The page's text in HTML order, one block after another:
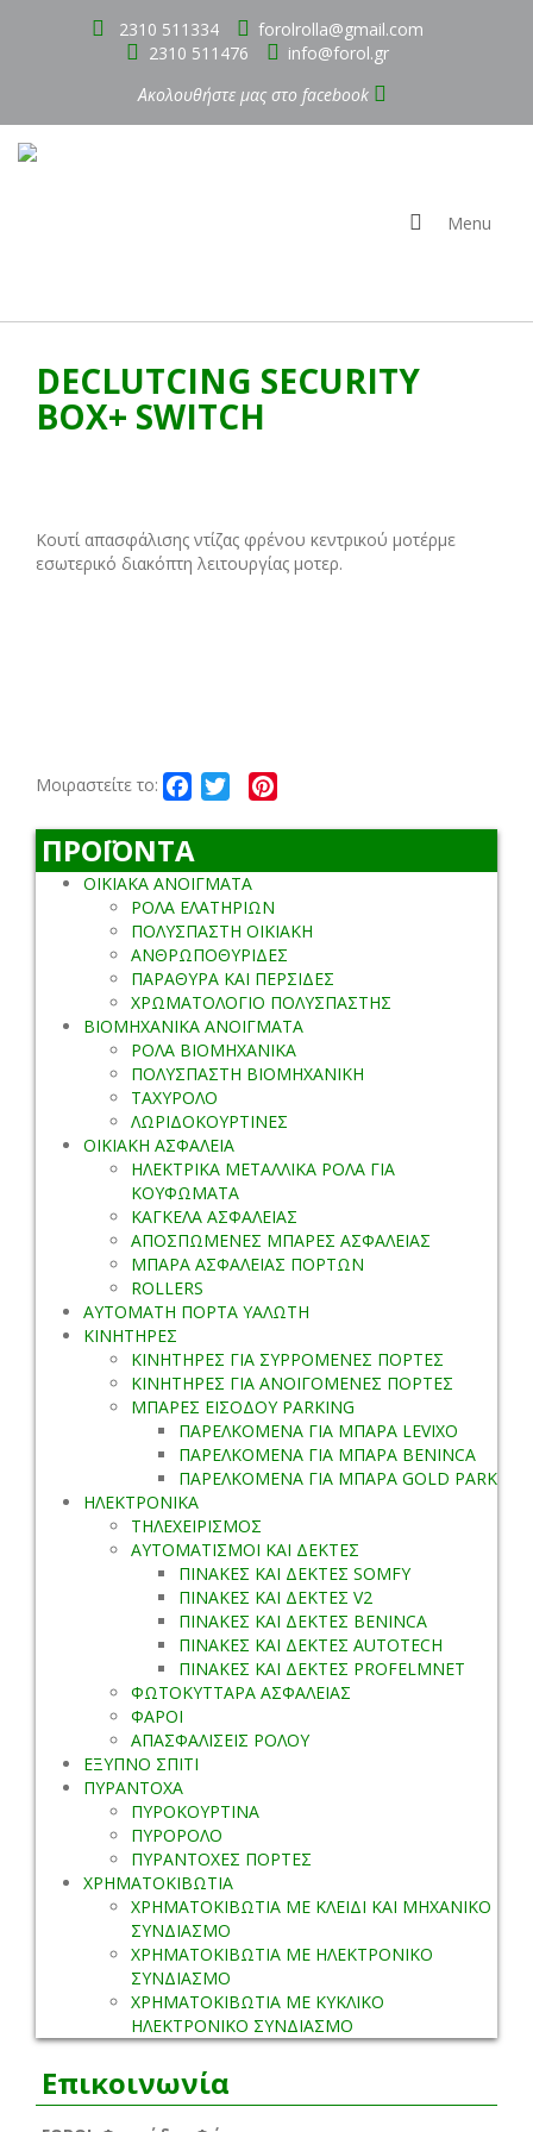
2310 511334
forolrolla@gmail.com
2310 511476
info@forol.gr
Ακολουθήστε μας στο facebook
Menu
DECLUTCING SECURITY
BOX+ SWITCH
Kουτί απασφάλισης ντίζας φρένου κεντρικού μοτέρμε
εσωτερικό διακόπτη λειτουργίας μοτερ.
Μοιραστείτε το: Facebook
Twitter
ΠΡΟΪΟΝΤΑ
ΟΙΚΙΑΚΑ ΑΝΟΙΓΜΑΤΑ
ΡΟΛΑ ΕΛΑΤΗΡΙΩΝ
ΠΟΛΥΣΠΑΣΤΗ ΟΙΚΙΑΚΗ
ΑΝΘΡΩΠΟΘΥΡΙΔΕΣ
ΠΑΡΑΘΥΡΑ ΚΑΙ ΠΕΡΣΙΔΕΣ
ΧΡΩΜΑΤΟΛΟΓΙΟ ΠΟΛΥΣΠΑΣΤΗΣ
ΒΙΟΜΗΧΑΝΙΚΑ ΑΝΟΙΓΜΑΤΑ
ΡΟΛΑ ΒΙΟΜΗΧΑΝΙΚΑ
ΠΟΛΥΣΠΑΣΤΗ ΒΙΟΜΗΧΑΝΙΚΗ
ΤΑΧΥΡΟΛΟ
ΛΩΡΙΔΟΚΟΥΡΤΙΝΕΣ
ΟΙΚΙΑΚΗ ΑΣΦΑΛΕΙΑ
ΗΛΕΚΤΡΙΚΑ ΜΕΤΑΛΛΙΚΑ ΡΟΛΑ ΓΙΑ
ΚΟΥΦΩΜΑΤΑ
ΚΑΓΚΕΛΑ ΑΣΦΑΛΕΙΑΣ
ΑΠΟΣΠΩΜΕΝΕΣ ΜΠΑΡΕΣ ΑΣΦΑΛΕΙΑΣ
ΜΠΑΡΑ ΑΣΦΑΛΕΙΑΣ ΠΟΡΤΩΝ
ROLLERS
ΑΥΤΟΜΑΤΗ ΠΟΡΤΑ ΥΑΛΩΤΗ
ΚΙΝΗΤΗΡΕΣ
ΚΙΝΗΤΗΡΕΣ ΓΙΑ ΣΥΡΡΟΜΕΝΕΣ ΠΟΡΤΕΣ
ΚΙΝΗΤΗΡΕΣ ΓΙΑ ΑΝΟΙΓΟΜΕΝΕΣ ΠΟΡΤΕΣ
ΜΠΑΡΕΣ ΕΙΣΟΔΟΥ PARKING
ΠΑΡΕΛΚΟΜΕΝΑ ΓΙΑ ΜΠΑΡΑ LEVIXO
ΠΑΡΕΛΚΟΜΕΝΑ ΓΙΑ ΜΠΑΡΑ BENINCA
ΠΑΡΕΛΚΟΜΕΝΑ ΓΙΑ ΜΠΑΡΑ GOLD PARK
ΗΛΕΚΤΡΟΝΙΚΑ
ΤΗΛΕΧΕΙΡΙΣΜΟΣ
ΑΥΤΟΜΑΤΙΣΜΟΙ ΚΑΙ ΔΕΚΤΕΣ
ΠΙΝΑΚΕΣ ΚΑΙ ΔΕΚΤΕΣ SOMFY
ΠΙΝΑΚΕΣ ΚΑΙ ΔΕΚΤΕΣ V2
ΠΙΝΑΚΕΣ ΚΑΙ ΔΕΚΤΕΣ BENINCA
ΠΙΝΑΚΕΣ ΚΑΙ ΔΕΚΤΕΣ AUTOTECH
ΠΙΝΑΚΕΣ ΚΑΙ ΔΕΚΤΕΣ PROFELMNET
ΦΩΤΟΚΥΤΤΑΡΑ ΑΣΦΑΛΕΙΑΣ
ΦΑΡΟΙ
ΑΠΑΣΦΑΛΙΣΕΙΣ ΡΟΛΟΥ
ΕΞΥΠΝΟ ΣΠΙΤΙ
ΠΥΡΑΝΤΟΧΑ
ΠΥΡΟΚΟΥΡΤΙΝΑ
ΠΥΡΟΡΟΛΟ
ΠΥΡΑΝΤΟΧΕΣ ΠΟΡΤΕΣ
ΧΡΗΜΑΤΟΚΙΒΩΤΙΑ
ΧΡΗΜΑΤΟΚΙΒΩΤΙΑ ΜΕ ΚΛΕΙΔΙ ΚΑΙ ΜΗΧΑΝΙΚΟ
ΣΥΝΔΙΑΣΜΟ
ΧΡΗΜΑΤΟΚΙΒΩΤΙΑ ΜΕ ΗΛΕΚΤΡΟΝΙΚΟ
ΣΥΝΔΙΑΣΜΟ
ΧΡΗΜΑΤΟΚΙΒΩΤΙΑ ΜΕ ΚΥΚΛΙΚΟ
ΗΛΕΚΤΡΟΝΙΚΟ ΣΥΝΔΙΑΣΜΟ
Επικοινωνία